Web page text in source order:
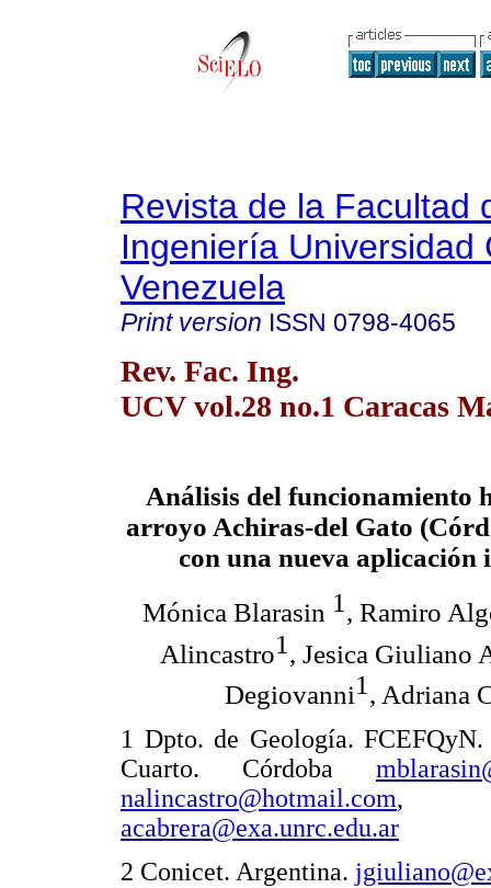
Revista de la Facultad
Ingeniería Universidad
Venezuela
Print version ISSN 0798-4065
Rev. Fac. Ing.
UCV vol.28 no.1 Caracas
Análisis del funcionamiento
arroyo Achiras-del Gato
con una nueva aplicación
Mónica Blarasin 1 , Ramiro
Alincastro1 , Jesica Giuliano
Degiovanni1 , Adriana
1 Dpto. de Geología.
Cuarto. Córdoba
nalincastro@hotmail.com
acabrera@exa.unrc.edu.ar
2 Conicet. Argentina.